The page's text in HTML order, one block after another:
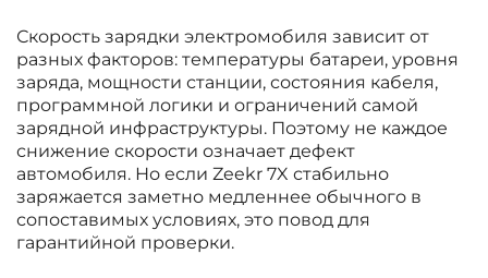
Скорость зарядки электромобиля зависит от
разных факторов: температуры батареи, уровня
заряда, мощности станции, состояния кабеля,
программной логики и ограничений самой
зарядной инфраструктуры. Поэтому не каждое
снижение скорости означает дефект
автомобиля. Но если Zeekr 7X стабильно
заряжается заметно медленнее обычного в
сопоставимых условиях, это повод для
гарантийной проверки.